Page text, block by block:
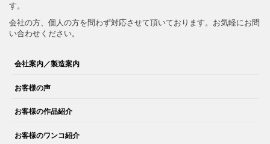
す。
会社の方、個人の方を問わず対応させて頂いております。お気軽にお問
い合わせください。
会社案内／製造案内
お客様の声
お客様の作品紹介
お客様のワンコ紹介